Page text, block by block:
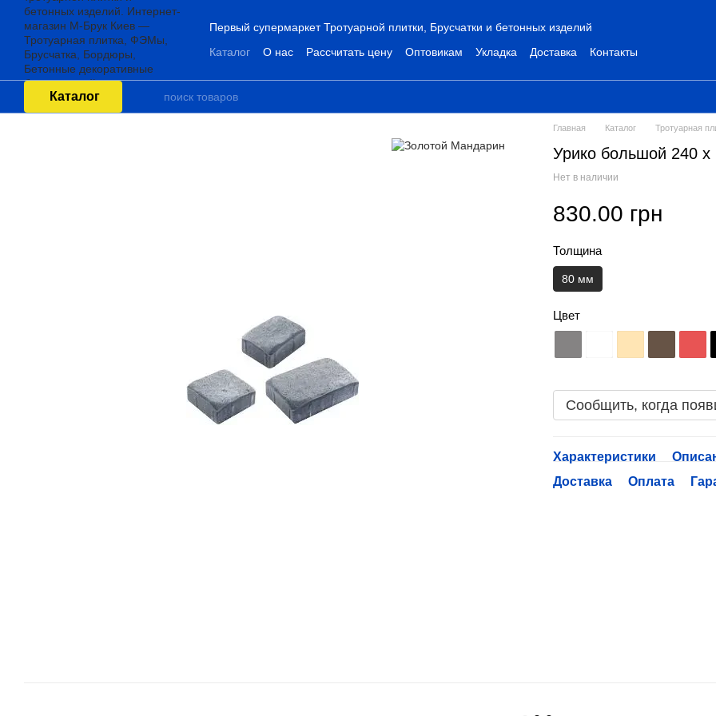
Перейти к основному контенту
Первый супермаркет Тротуарной плитки, Брусчатки и бетонных изделий
Каталог
О нас Рассчитать цену Оптовикам Укладка Доставка Контакты
Каталог
Главная Каталог Тротуарная
Урико большой 240
Нет в наличии
830.00 грн
Толщина
80 мм
Цвет
Сообщить, когда
Характеристики
Доставка
Оплата